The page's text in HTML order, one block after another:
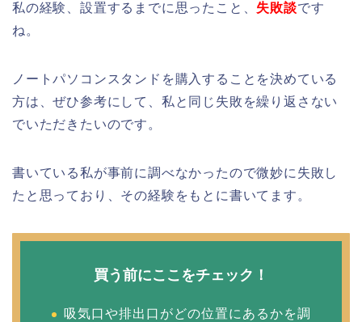
私の経験、設置するまでに思ったこと、 失敗談です
ね。
ノートパソコンスタンドを購入することを決めている
方は、ぜひ参考にして、私と同じ失敗を繰り返さない
でいただきたいのです。
書いている私が事前に調べなかったので微妙に失敗し
たと思っており、その経験をもとに書いてます。
買う前にここをチェック！
吸気口や排出口がどの位置にあるかを調